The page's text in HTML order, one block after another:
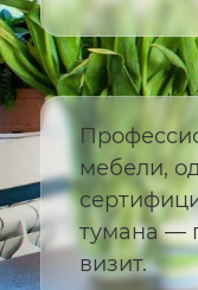
мебели,
тумана —
визит.